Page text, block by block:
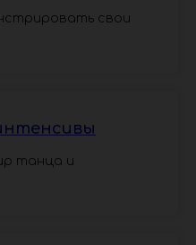
свои
танца и